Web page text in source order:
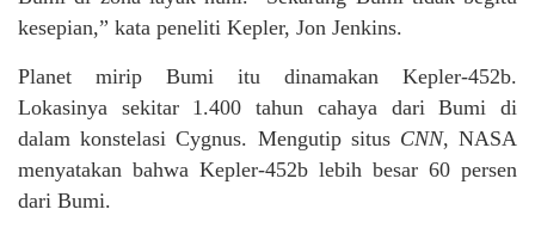
kesepian,” kata peneliti Kepler, Jon Jenkins.
Planet mirip Bumi itu dinamakan Kepler-452b.
Lokasinya sekitar 1.400 tahun cahaya dari Bumi di
dalam konstelasi Cygnus. Mengutip situs CNN, NASA
menyatakan bahwa Kepler-452b lebih besar 60 persen
dari Bumi.